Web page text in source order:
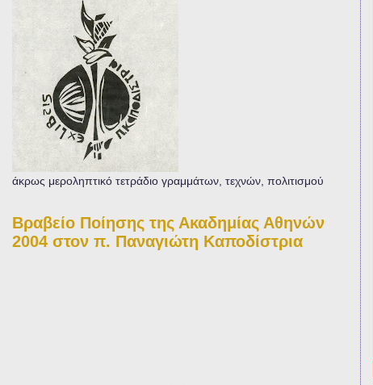
άκρως μεροληπτικό τετράδιο γραμμάτων, τεχνών, πολιτισμού
Βραβείο Ποίησης της Ακαδημίας Αθηνών
2004 στον π. Παναγιώτη Καποδίστρια